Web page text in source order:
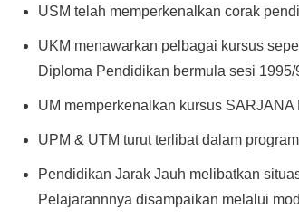
USM telah memperkenalkan corak
UKM menawarkan pelbagai kursus
Diploma Pendidikan bermula sesi 1995/
UM memperkenalkan kursus
UPM & UTM turut terlibat dalam
Pendidikan Jarak Jauh melibatkan
Pelajarannnya disampaikan melalui